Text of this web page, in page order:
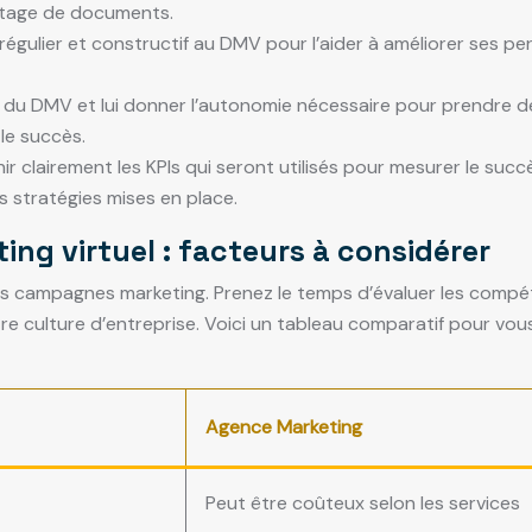
de documents.
et constructif au DMV pour l’aider à améliorer ses
DMV et lui donner l’autonomie nécessaire pour prendre
succès.
clairement les KPIs qui seront utilisés pour mesurer le
stratégies mises en place.
virtuel : facteurs à considérer
marketing. Prenez le temps d’évaluer les
culture d’entreprise. Voici un tableau comparatif pour
Agence Marketing
Peut être coûteux selon les services